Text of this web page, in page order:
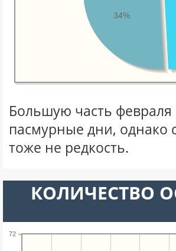
34%
Большую часть
пасмурные дни,
тоже не редкость.
КОЛИЧЕСТВО
72